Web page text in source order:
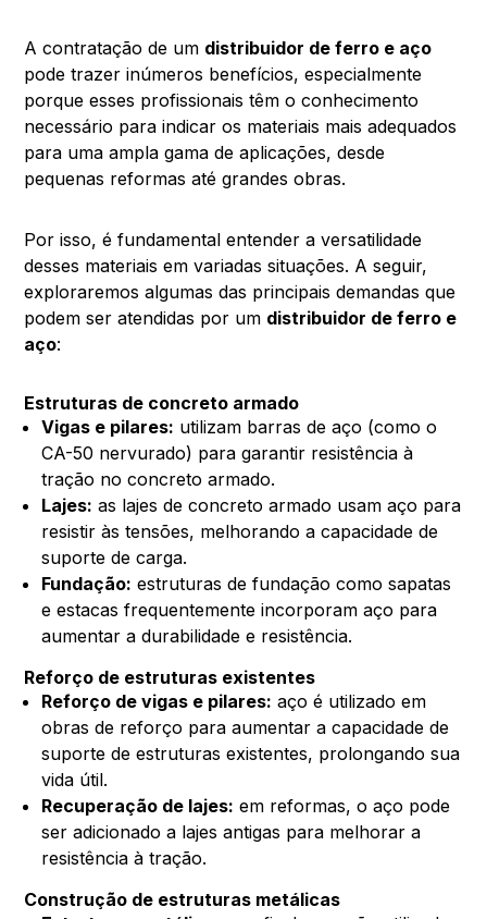
A contratação de um distribuidor de ferro e aço
pode trazer inúmeros benefícios, especialmente
porque esses profissionais têm o conhecimento
necessário para indicar os materiais mais adequados
para uma ampla gama de aplicações, desde
pequenas reformas até grandes obras.
Por isso, é fundamental entender a versatilidade
desses materiais em variadas situações. A seguir,
exploraremos algumas das principais demandas que
podem ser atendidas por um distribuidor de ferro e
aço:
Estruturas de concreto armado
Vigas e pilares: utilizam barras de aço (como o
CA-50 nervurado) para garantir resistência à
tração no concreto armado.
Lajes: as lajes de concreto armado usam aço para
resistir às tensões, melhorando a capacidade de
suporte de carga.
Fundação: estruturas de fundação como sapatas
e estacas frequentemente incorporam aço para
aumentar a durabilidade e resistência.
Reforço de estruturas existentes
Reforço de vigas e pilares: aço é utilizado em
obras de reforço para aumentar a capacidade de
suporte de estruturas existentes, prolongando sua
vida útil.
Recuperação de lajes: em reformas, o aço pode
ser adicionado a lajes antigas para melhorar a
resistência à tração.
Construção de estruturas metálicas